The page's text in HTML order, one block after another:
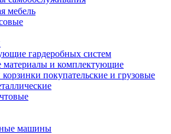
мебель
гардеробных систем
материалы и комплектующие
покупательские и грузовые
машины